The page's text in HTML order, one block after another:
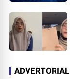
ADVERTORIAL